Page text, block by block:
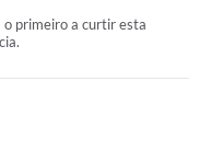
o primeiro a curtir esta